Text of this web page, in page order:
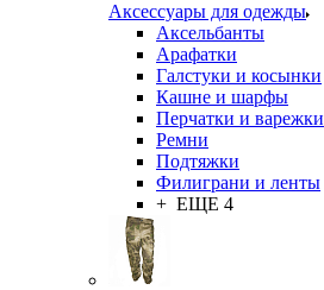
Аксессуары для одежды
Аксельбанты
Арафатки
Галстуки и косынки
Кашне и шарфы
Перчатки и варежки
Ремни
Подтяжки
Филиграни и ленты
+ ЕЩЕ 4